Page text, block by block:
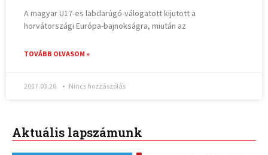
A magyar U17-es labdarúgó-válogatott kijutott a
horvátországi Európa-bajnokságra, miután az
TOVÁBB OLVASOM »
2017.03.26. Nincs hozzászólás
Aktuális lapszámunk